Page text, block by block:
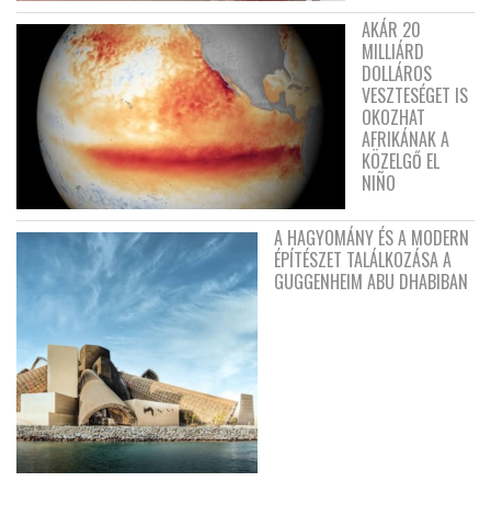
AKÁR 20
MILLIÁRD
DOLLÁROS
VESZTESÉGET IS
OKOZHAT
AFRIKÁNAK A
KÖZELGŐ EL
NIÑO
A HAGYOMÁNY ÉS A MODERN
ÉPÍTÉSZET TALÁLKOZÁSA A
GUGGENHEIM ABU DHABIBAN